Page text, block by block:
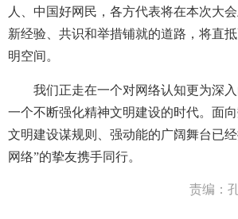
人、中国好网民，各方代表将在本次大
新经验、共识和举措铺就的道路，将直
明空间。
我们正走在一个对网络认知更为深入
一个不断强化精神文明建设的时代。面
文明建设谋规则、强动能的广阔舞台已
网络”的挚友携手同行。
责编：